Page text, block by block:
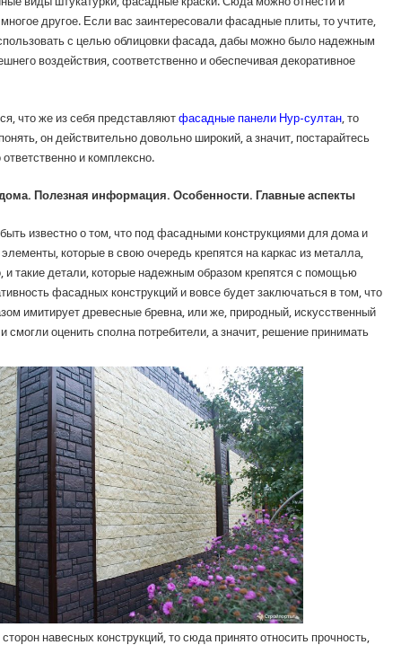
другое. Если вас заинтересовали фасадные плиты, то учтите,
с целью облицовки фасада, дабы можно было надежным
воздействия, соответственно и обеспечивая декоративное
что же из себя представляютфасадные панели Нур-султан, то
он действительно довольно широкий, а значит, постарайтесь
и комплексно.
Полезная информация. Особенности. Главные аспекты
известно о том, что под фасадными конструкциями для дома и
которые в свою очередь крепятся на каркас из металла,
и такие детали, которые надежным образом крепятся с помощью
фасадных конструкций и вовсе будет заключаться в том, что
имитирует древесные бревна, или же, природный, искусственный
смогли оценить сполна потребители, а значит, решение принимать
навесных конструкций, то сюда принято относить прочность,